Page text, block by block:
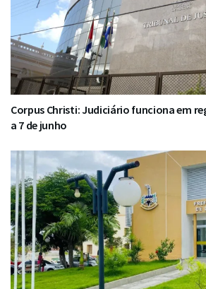
Corpus Christi: Judiciário funciona em
a 7 de junho